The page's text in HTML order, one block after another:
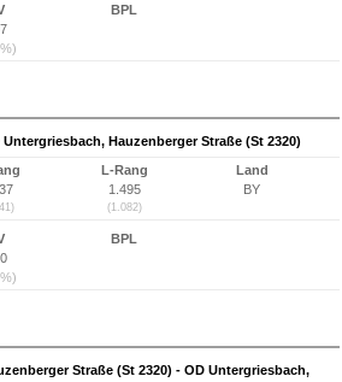
BPL
Hauzenberger Straße (St 2320)
L-Rang
1.495
(1.082)
Land
BY
BPL
Straße (St 2320) - OD Untergriesbach,